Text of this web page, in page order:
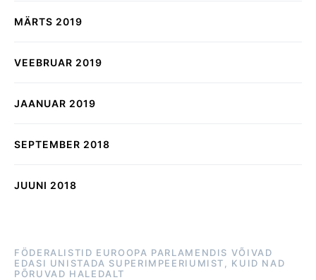
MÄRTS 2019
VEEBRUAR 2019
JAANUAR 2019
SEPTEMBER 2018
JUUNI 2018
FÖDERALISTID EUROOPA PARLAMENDIS VÕIVAD
EDASI UNISTADA SUPERIMPEERIUMIST, KUID NAD
PÕRUVAD HALEDALT